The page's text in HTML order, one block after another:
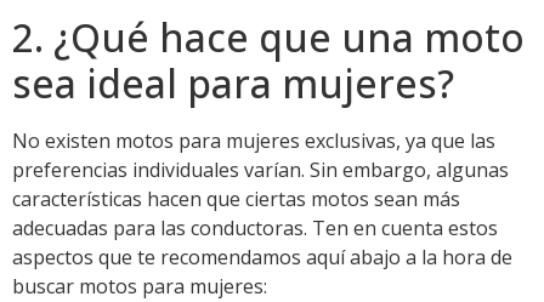
2. ¿Qué hace que una moto
sea ideal para mujeres?
No existen motos para mujeres exclusivas, ya que las
preferencias individuales varían. Sin embargo, algunas
características hacen que ciertas motos sean más
adecuadas para las conductoras. Ten en cuenta estos
aspectos que te recomendamos aquí abajo a la hora de
buscar motos para mujeres: